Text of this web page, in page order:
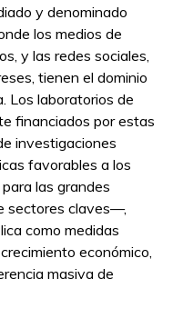
y denominado
los medios de
y las redes sociales,
tienen el dominio
Los laboratorios de
financiados por estas
investigaciones
favorables a los
las grandes
sectores claves—,
como medidas
económico,
masiva de